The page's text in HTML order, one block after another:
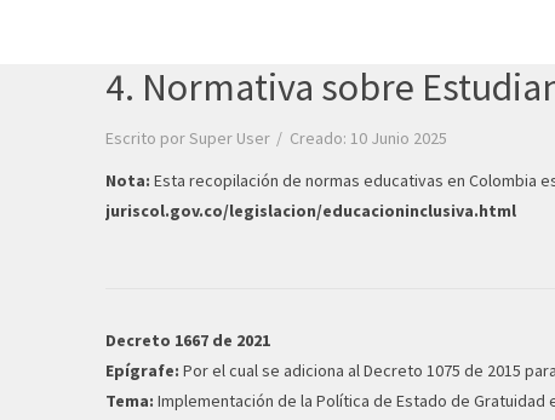
4. Normativa sobre
Escrito porSuper User
Creado: 10 Junio 2025
Nota: Esta recopilación de normas educativas en Colombia
juriscol.gov.co/legislacion/educacioninclusiva.html
Decreto 1667 de 2021
Epígrafe: Por el cual se adiciona al Decreto 1075 de 2015
Tema: Implementación de la Política de Estado de